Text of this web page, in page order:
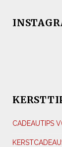
CADEAUTIPS